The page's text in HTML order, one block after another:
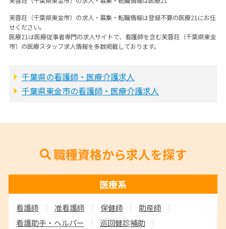
芙蓉荘（千葉県東金市）の求人・募集・転職情報は登録不要の医療21にお任
せください。
医療21は医療従事者専門の求人サイトで、看護師を含む芙蓉荘（千葉県東金
市）の医療スタッフ求人情報を多数掲載しております。
千葉県の看護師・医療介護求人
千葉県東金市の看護師・医療介護求人
職種資格から求人を探す
医療系
看護師 准看護師 保健師
助産師
看護助手・ヘルパー
巡回健診補助